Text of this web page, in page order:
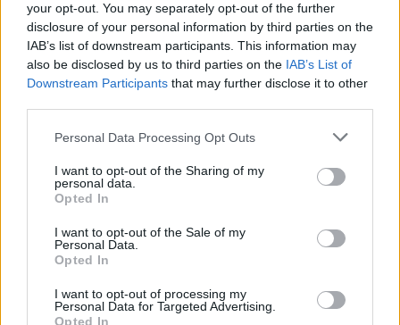
your opt-out. You may separately opt-out of the further
disclosure of your personal information by third parties on the
IAB’s list of downstream participants. This information may
also be disclosed by us to third parties on the IAB’s List of
Downstream Participants that may further disclose it to other
Personal Data Processing Opt Outs
I want to opt-out of the Sharing of my
personal data.
Opted In
I want to opt-out of the Sale of my
Personal Data.
Opted In
I want to opt-out of processing my
Personal Data for Targeted Advertising.
Opted In
Esim for Global
for Turkey|Esim for Germany|Esim for Greece|